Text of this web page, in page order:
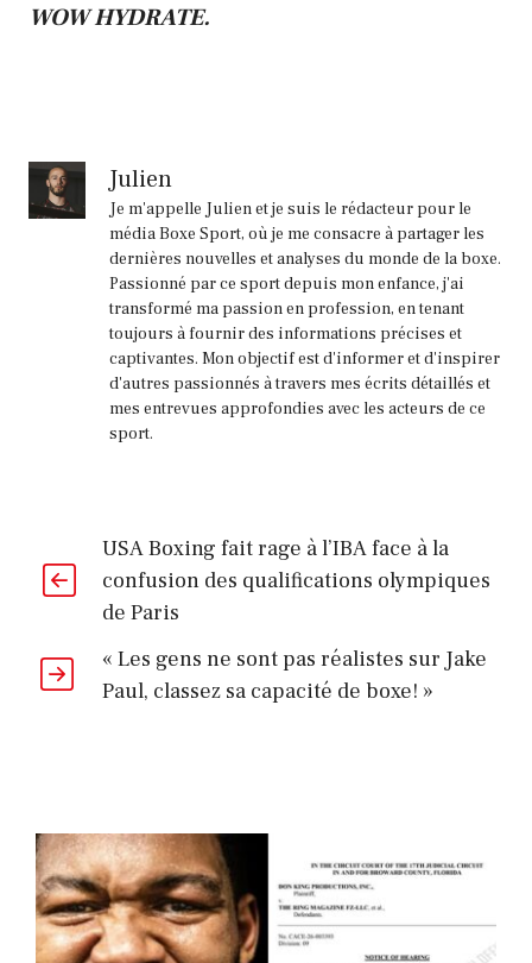
WOW HYDRATE.
Julien
Je m'appelle Julien et je suis le rédacteur pour le
média Boxe Sport, où je me consacre à partager les
dernières nouvelles et analyses du monde de la boxe.
Passionné par ce sport depuis mon enfance, j'ai
transformé ma passion en profession, en tenant
toujours à fournir des informations précises et
captivantes. Mon objectif est d'informer et d'inspirer
d'autres passionnés à travers mes écrits détaillés et
mes entrevues approfondies avec les acteurs de ce
sport.
USA Boxing fait rage à l’IBA face à la
confusion des qualifications olympiques
de Paris
« Les gens ne sont pas réalistes sur Jake
Paul, classez sa capacité de boxe! »